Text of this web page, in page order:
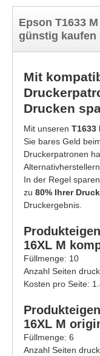
Epson T1633
günstig kaufen
Mit
Drucken
Mit unseren T1633
Sie bares Geld
Druckerpatronen
In der Regel
zu 80% Ihrer
Druckergebnis.
16XL M
Füllmenge: 10
Anzahl Seiten
Kosten pro Seite:
16XL M
Füllmenge: 6
Anzahl Seiten